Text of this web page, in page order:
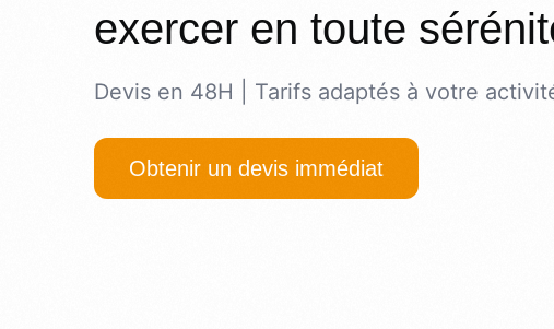
exercer en toute
Devis en 48H | Tarifs adaptés à votre
Obtenir un devis immédiat